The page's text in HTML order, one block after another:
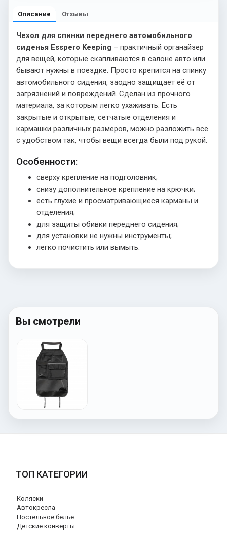
Описание Отзывы
Чехол для спинки переднего автомобильного
сиденья Esspero Keeping – практичный органайзер
для вещей, которые скапливаются в салоне авто или
бывают нужны в поездке. Просто крепится на спинку
автомобильного сидения, заодно защищает её от
загрязнений и повреждений. Сделан из прочного
материала, за которым легко ухаживать. Есть
закрытые и открытые, сетчатые отделения и
кармашки различных размеров, можно разложить всё
с удобством так, чтобы вещи всегда были под рукой.
Особенности:
сверху крепление на подголовник;
снизу дополнительное крепление на крючки;
есть глухие и просматривающиеся карманы и
отделения;
для защиты обивки переднего сидения;
для установки не нужны инструменты;
легко почистить или вымыть.
Вы смотрели
ТОП КАТЕГОРИИ
Коляски
Автокресла
Постельное белье
Детские конверты